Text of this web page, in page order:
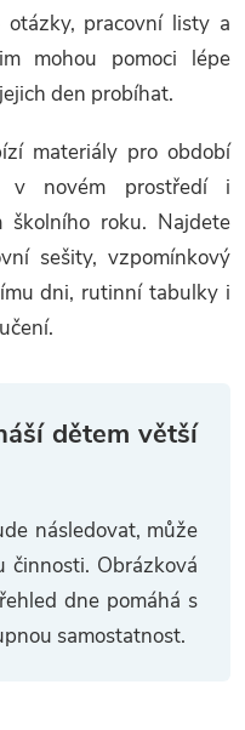
otázky, pracovní listy a
mohou pomoci lépe
den probíhat.
materiály pro období
v novém prostředí i
školního roku. Najdete
sešity, vzpomínkový
dni, rutinní tabulky i
dětem větší
následovat, může
činnosti. Obrázková
dne pomáhá s
samostatnost.